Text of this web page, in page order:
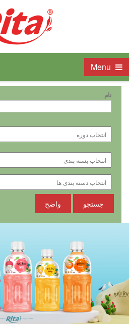
نام
جستجو واضح